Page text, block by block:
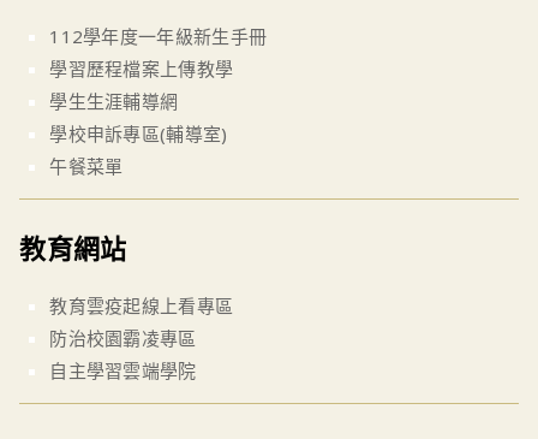
112學年度一年級新生手冊
學習歷程檔案上傳教學
學生生涯輔導網
學校申訴專區(輔導室)
午餐菜單
教育網站
教育雲疫起線上看專區
防治校園霸凌專區
自主學習雲端學院